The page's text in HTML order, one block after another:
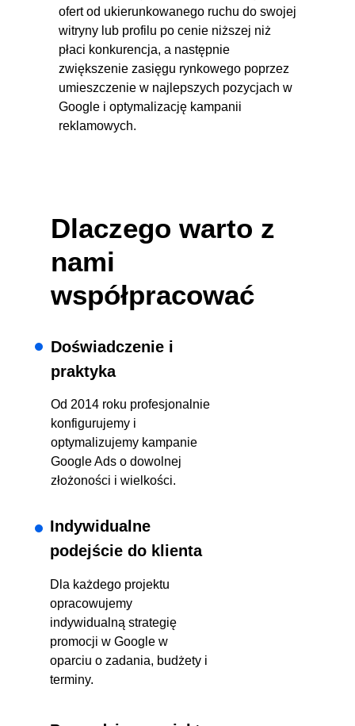
ofert od ukierunkowanego ruchu do swojej
witryny lub profilu po cenie niższej niż
płaci konkurencja, a następnie
zwiększenie zasięgu rynkowego poprzez
umieszczenie w najlepszych pozycjach w
Google i optymalizację kampanii
reklamowych.
Dlaczego warto z
nami
współpracować
Doświadczenie i
praktyka
Indywidualne
podejście do klienta
Od 2014 roku profesjonalnie
konfigurujemy i
optymalizujemy kampanie
Google Ads o dowolnej
złożoności i wielkości.
Dla każdego projektu
opracowujemy
indywidualną strategię
promocji w Google w
oparciu o zadania, budżety i
terminy.